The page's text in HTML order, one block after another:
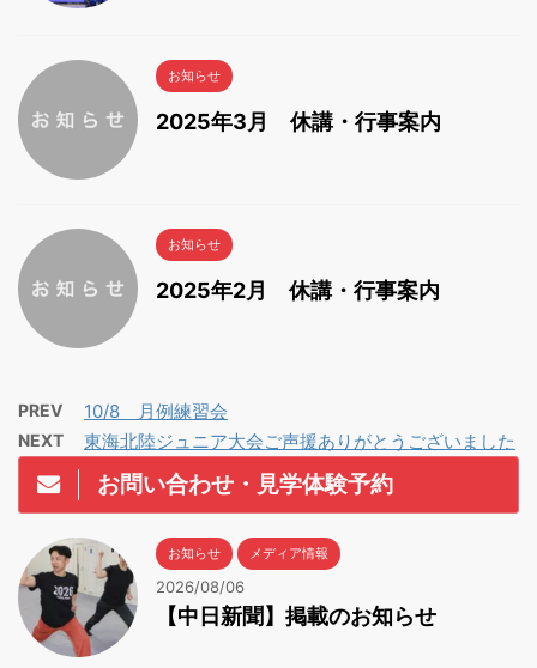
お知らせ
2025年3月 休講・行事案内
お知らせ
2025年2月 休講・行事案内
PREV 10/8 月例練習会
NEXT 東海北陸ジュニア大会ご声援ありがとうございました
お問い合わせ・見学体験予約
お知らせ メディア情報
2026/08/06
【中日新聞】掲載のお知らせ